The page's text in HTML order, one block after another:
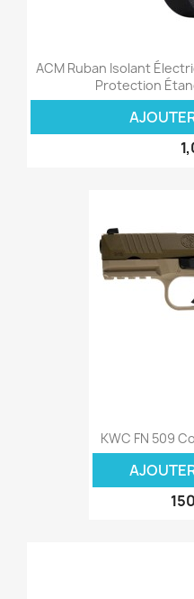
ACM Ruban Isolant
Protection
KWC FN 509